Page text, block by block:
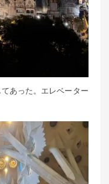
あった。エレベーター